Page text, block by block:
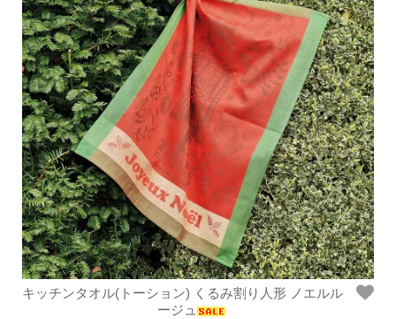
キッチンタオル(トーション) くるみ割り人形 ノエルル
ージュ